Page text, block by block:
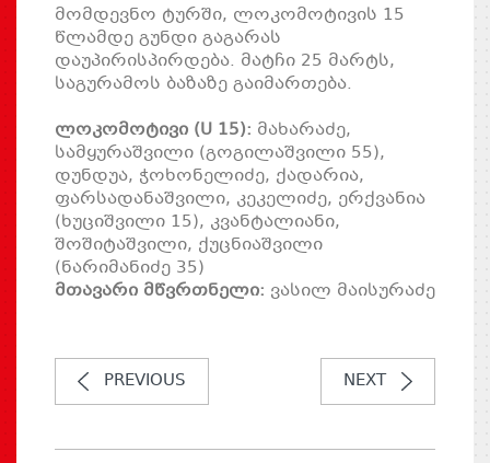
მომდევნო ტურში, ლოკომოტივის 15
წლამდე გუნდი გაგარას
დაუპირისპირდება. მატჩი 25 მარტს,
საგურამოს ბაზაზე გაიმართება.
ლოკომოტივი (U 15): მახარაძე,
სამყურაშვილი (გოგილაშვილი 55),
დუნდუა, ჭოხონელიძე, ქადარია,
ფარსადანაშვილი, კეკელიძე, ერქვანია
(ხუციშვილი 15), კვანტალიანი,
შოშიტაშვილი, ქუცნიაშვილი
(ნარიმანიძე 35)
მთავარი მწვრთნელი: ვასილ მაისურაძე
PREVIOUS NEXT